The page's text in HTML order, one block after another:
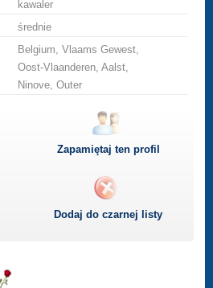
kawaler
średnie
Belgium, Vlaams Gewest,
Oost-Vlaanderen, Aalst,
Ninove, Outer
Zapamiętaj ten profil
Dodaj do czarnej listy